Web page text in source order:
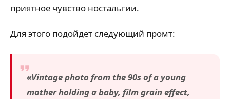
приятное чувство ностальгии.
Для этого подойдет следующий промт:
«Vintage photo from the 90s of a young
mother holding a baby, film grain effect,